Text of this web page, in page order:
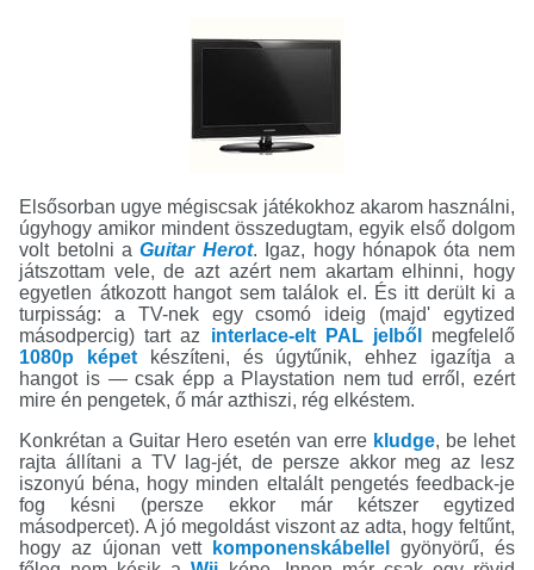
Elsősorban ugye mégiscsak játékokhoz akarom használni,
úgyhogy amikor mindent összedugtam, egyik első dolgom
volt betolni aGuitar Herot. Igaz, hogy hónapok óta nem
játszottam vele, de azt azért nem akartam elhinni, hogy
egyetlen átkozott hangot sem találok el. És itt derült ki a
turpisság: a TV-nek egy csomó ideig (majd' egytized
másodpercig) tart az interlace-elt PAL jelből
megfelelő
1080p képetkészíteni, és úgytűnik, ehhez igazítja a
hangot is — csak épp a Playstation nem tud erről, ezért
mire én pengetek, ő már azthiszi, rég elkéstem.
Konkrétan a Guitar Hero esetén van erre kludge, be lehet
rajta állítani a TV lag-jét, de persze akkor meg az lesz
iszonyú béna, hogy minden eltalált pengetés feedback-je
fog késni (persze ekkor már kétszer egytized
másodpercet). A jó megoldást viszont az adta, hogy feltűnt,
hogy az újonan vett
komponenskábellel
gyönyörű, és